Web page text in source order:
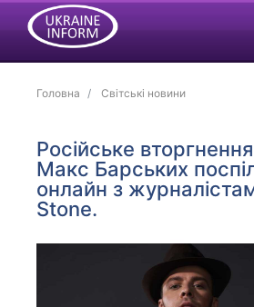
Головна Світські новини
Російське
Макс Барських
онлайн з
Stone.